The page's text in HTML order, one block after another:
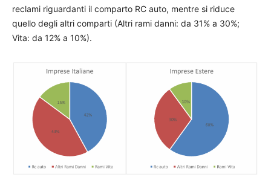
reclami riguardanti il comparto RC auto, mentre si riduce
quello degli altri comparti (Altri rami danni: da 31% a 30%;
Vita: da 12% a 10%).